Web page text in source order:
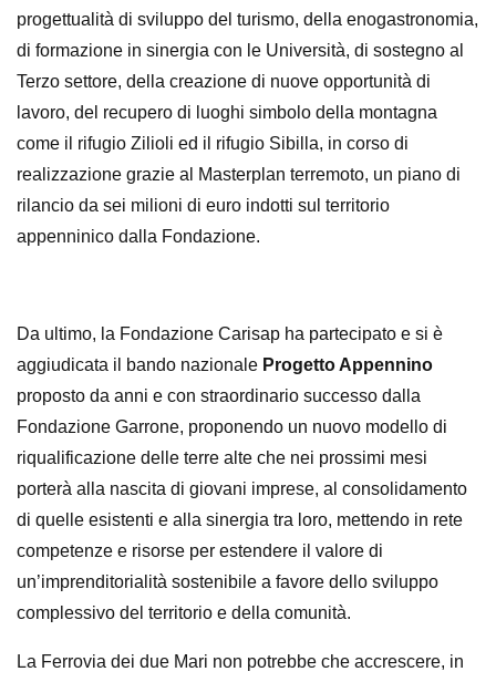
progettualità di sviluppo del turismo, della enogastronomia,
di formazione in sinergia con le Università, di sostegno al
Terzo settore, della creazione di nuove opportunità di
lavoro, del recupero di luoghi simbolo della montagna
come il rifugio Zilioli ed il rifugio Sibilla, in corso di
realizzazione grazie al Masterplan terremoto, un piano di
rilancio da sei milioni di euro indotti sul territorio
appenninico dalla Fondazione.
Da ultimo, la Fondazione Carisap ha partecipato e si è
aggiudicata il bando nazionale Progetto Appennino
proposto da anni e con straordinario successo dalla
Fondazione Garrone, proponendo un nuovo modello di
riqualificazione delle terre alte che nei prossimi mesi
porterà alla nascita di giovani imprese, al consolidamento
di quelle esistenti e alla sinergia tra loro, mettendo in rete
competenze e risorse per estendere il valore di
un’imprenditorialità sostenibile a favore dello sviluppo
complessivo del territorio e della comunità.
La Ferrovia dei due Mari non potrebbe che accrescere, in